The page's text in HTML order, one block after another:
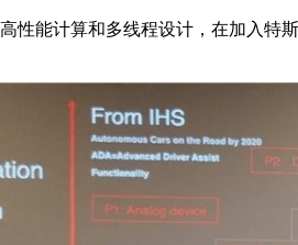
能计算和多线程设计，在加入特斯